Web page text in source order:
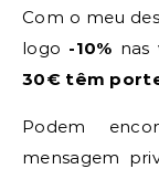
Com o meu
logo -10% nas
30€ têm
Podem
mensagem